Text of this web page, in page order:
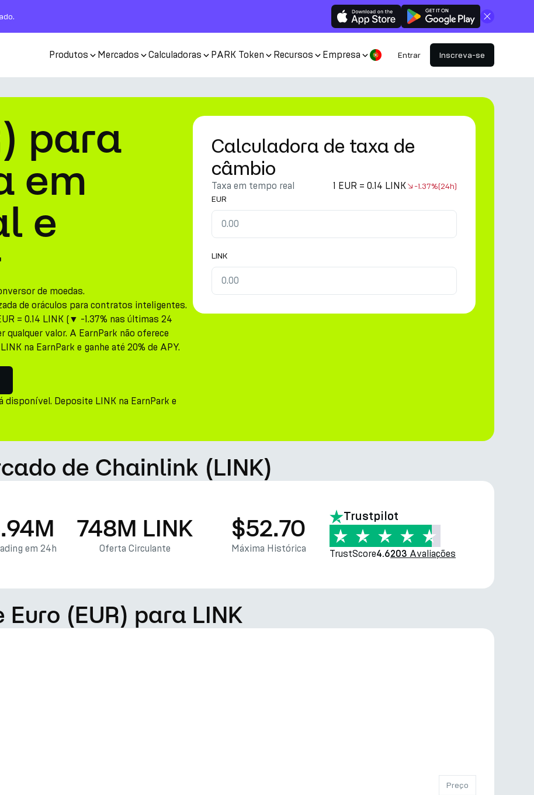
Fechar
Produtos Mercados Calculadoras PARK Token Recursos Empresa Entrar Inscreva-se
para
em
e
de moedas.
de oráculos para contratos inteligentes.
= 0.14 LINK (▼ -1.37% nas últimas 24
qualquer valor. A EarnPark não oferece
na EarnPark e ganhe até 20% de APY.
disponível. Deposite LINK na EarnPark e
Calculadora de taxa de
câmbio
Taxa em tempo real 1 EUR = 0.14 LINK -1.37%(24h)
EUR
LINK
de Chainlink (LINK)
em 24h
748M LINK
Oferta Circulante
$52.70
Máxima Histórica
Trustpilot
TrustScore4.6203 Avaliações
(EUR) para LINK
Preço